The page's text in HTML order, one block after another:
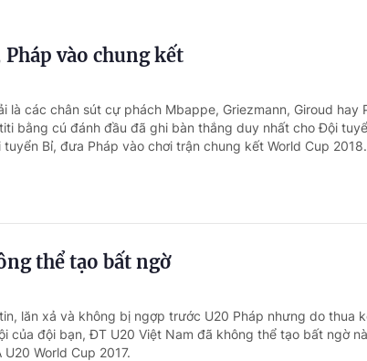
vào chung kết
là các chân sút cự phách Mbappe, Griezmann, Giroud hay
bằng cú đánh đầu đã ghi bàn thắng duy nhất cho Đội
Bỉ, đưa Pháp vào chơi trận chung kết World Cup 2018.
thể tạo bất ngờ
lăn xả và không bị ngợp trước U20 Pháp nhưng do thua
của đội bạn, ĐT U20 Việt Nam đã không thể tạo bất ngờ
World Cup 2017.